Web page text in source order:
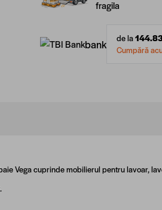
fragila
bank de la
Cumpără
Vega cuprinde mobilierul pentru lavoar,